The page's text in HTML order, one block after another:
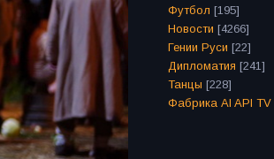
Футбол [195]
Новости [4266]
Гении Руси [22]
Дипломатия [241]
Танцы [228]
Фабрика AI API TV